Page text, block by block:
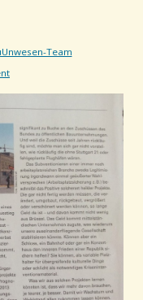
Team